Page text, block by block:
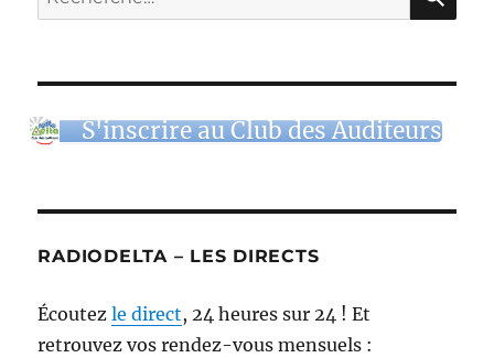
pour :
S'inscrire au Club des Auditeurs
RADIODELTA – LES DIRECTS
Écoutezle direct, 24 heures sur 24 ! Et
retrouvez vos rendez-vous mensuels :